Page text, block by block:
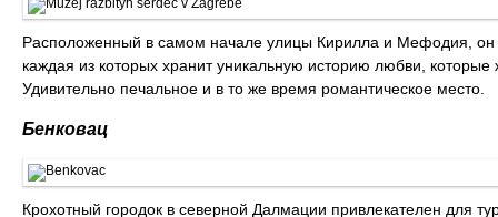
Расположенный в самом начале улицы Кирилла и Мефодия, он
каждая из которых хранит уникальную историю любви,
Удивительно печальное и в то же время романтическое место.
Бенковац
Крохотный городок в северной Далмации привлекателен для